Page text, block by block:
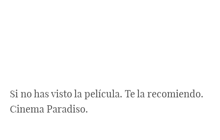
Si no has visto la película. Te la recomiendo.
Cinema Paradiso.